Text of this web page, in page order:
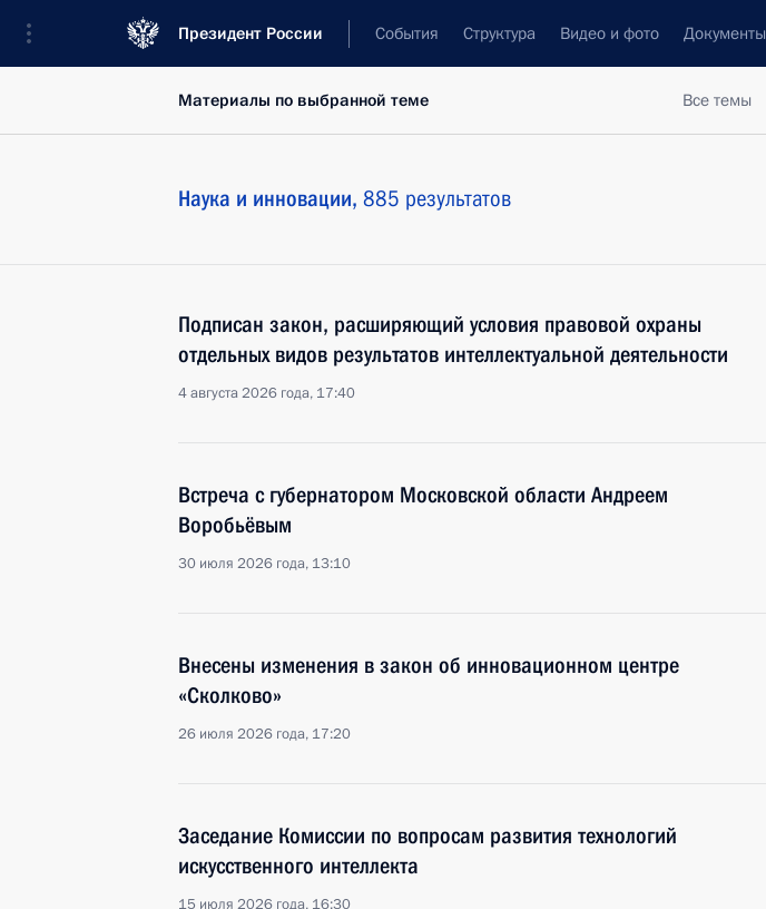
Президент России События Структура Видео и фото Документы
Все темы
Материалы по выбранной теме
Наука и инновации, 885 результатов
Подписан закон, расширяющий условия правовой охраны
отдельных видов результатов интеллектуальной деятельности
4 августа 2026 года, 17:40
Встреча с губернатором Московской области Андреем
Воробьёвым
30 июля 2026 года, 13:10
Внесены изменения в закон об инновационном центре
«Сколково»
26 июля 2026 года, 17:20
Заседание Комиссии по вопросам развития технологий
искусственного интеллекта
15 июля 2026 года, 16:30